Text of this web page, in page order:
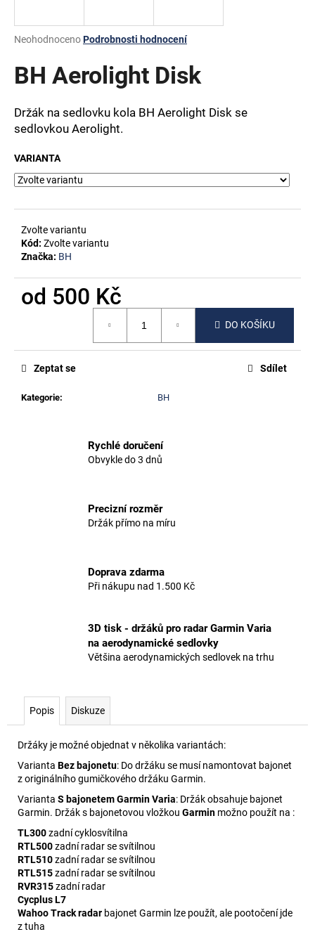
Průměrné
produktu
je
5
hvězdiček.
NeohodnocenoPodrobnosti hodnocení
BH Aerolight Disk
Držák na sedlovku kola BH Aerolight Disk se
sedlovkou Aerolight.
VARIANTA
Zvolte variantu
Kód: Zvolte variantu
Značka: BH
od 500 Kč
DO KOŠÍKU
Kategorie: BH
Zeptat se Sdílet
Rychlé doručení
Obvykle do 3 dnů
Precizní rozměr
Držák přímo na míru
Doprava zdarma
Při nákupu nad 1.500 Kč
3D tisk - držáků pro radar Garmin Varia
na aerodynamické sedlovky
Většina aerodynamických sedlovek na trhu
Popis Diskuze
Držáky je možné objednat v několika variantách:
Varianta Bez bajonetu: Do držáku se musí namontovat bajonet
z originálního gumičkového držáku Garmin.
Varianta S bajonetem Garmin Varia: Držák obsahuje bajonet
Garmin. Držák s bajonetovou vložkou Garmin možno použít na :
TL300zadní cyklosvítilna
RTL500zadní radar se svítilnou
RTL510zadní radar se svítilnou
RTL515zadní radar se svítilnou
RVR315zadní radar
Cycplus L7
Wahoo Track radar bajonet Garmin lze použít, ale pootočení jde
z tuha
j
t
D
o
p
j
e